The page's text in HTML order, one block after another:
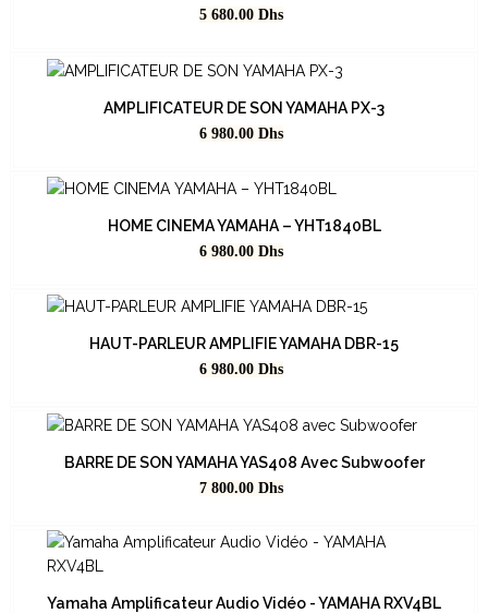
Prix
5 680.00 Dhs
AMPLIFICATEUR DE SON YAMAHA PX-3
Prix
6 980.00 Dhs
HOME CINEMA YAMAHA – YHT1840BL
Prix
6 980.00 Dhs
HAUT-PARLEUR AMPLIFIE YAMAHA DBR-15
Prix
6 980.00 Dhs
BARRE DE SON YAMAHA YAS408 Avec Subwoofer
Prix
7 800.00 Dhs
Yamaha Amplificateur Audio Vidéo - YAMAHA RXV4BL